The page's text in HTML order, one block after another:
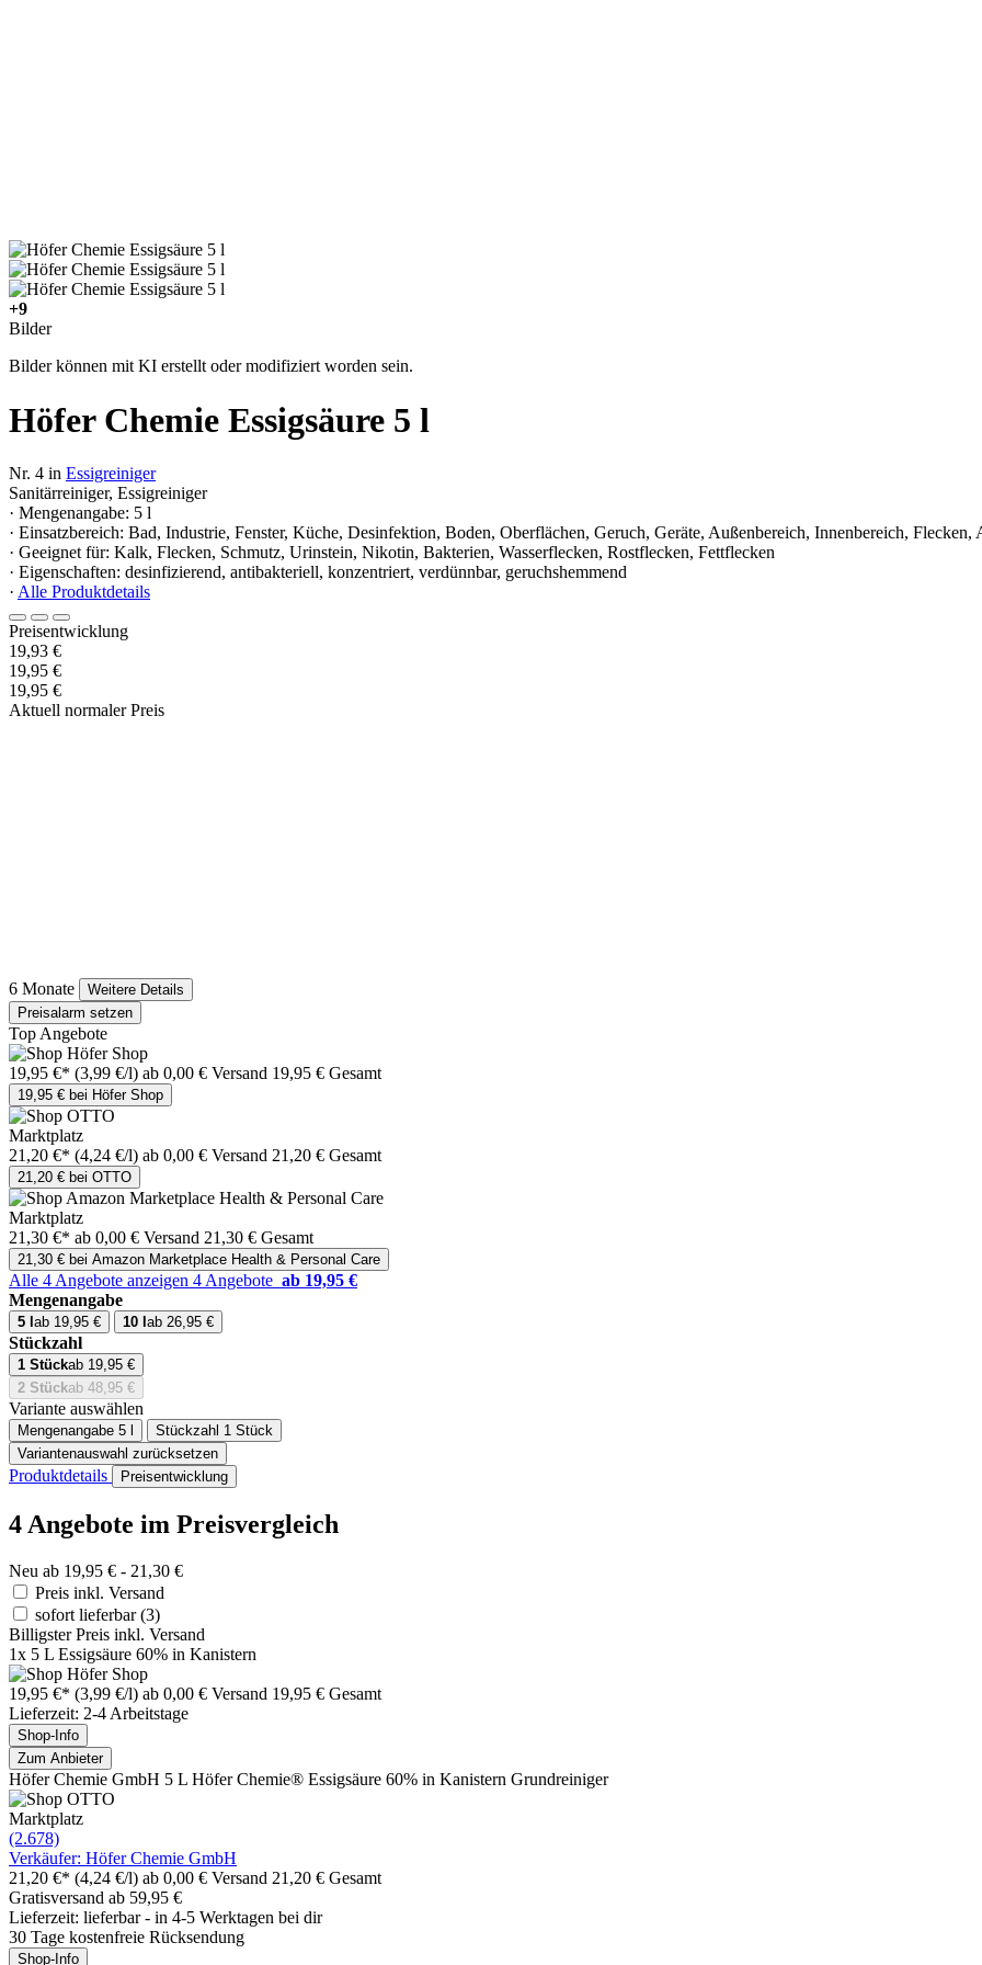
+9
Bilder
Bilder können mit KI erstellt oder modifiziert worden sein.
Höfer Chemie Essigsäure 5 l
Nr. 4 in Essigreiniger
Sanitärreiniger, Essigreiniger
· Mengenangabe: 5 l
· Einsatzbereich: Bad, Industrie, Fenster, Küche, Desinfektion, Boden, Oberflächen, Geruch, Geräte, Außenbereich, Innenbereich, Flecken,
· Geeignet für: Kalk, Flecken, Schmutz, Urinstein, Nikotin, Bakterien, Wasserflecken, Rostflecken, Fettflecken
· Eigenschaften: desinfizierend, antibakteriell, konzentriert, verdünnbar, geruchshemmend
· Alle Produktdetails
Preisentwicklung
19,93 €
19,95 €
19,95 €
Aktuell normaler Preis
6 Monate
Weitere Details
Preisalarm setzen
Top Angebote
19,95 €* (3,99 €/l) ab 0,00 € Versand 19,95 € Gesamt
19,95 € bei Höfer Shop
Marktplatz
21,20 €* (4,24 €/l) ab 0,00 € Versand 21,20 € Gesamt
21,20 € bei OTTO
Marktplatz
21,30 €* ab 0,00 € Versand 21,30 € Gesamt
21,30 € bei Amazon Marketplace Health & Personal Care
Alle 4 Angebote anzeigen 4 Angebote ab 19,95 €
Mengenangabe
5 l ab 19,95 € 10 l ab 26,95 €
Stückzahl
1 Stückab 19,95 €
2 Stückab 48,95 €
Variante auswählen
Mengenangabe 5 l Stückzahl 1 Stück
Variantenauswahl zurücksetzen
Produktdetails Preisentwicklung
4 Angebote im Preisvergleich
Neu ab 19,95 € - 21,30 €
Preis inkl. Versand
sofort lieferbar(3)
Billigster Preis inkl. Versand
1x 5 L Essigsäure 60% in Kanistern
19,95 €* (3,99 €/l) ab 0,00 € Versand 19,95 € Gesamt
Lieferzeit: 2-4 Arbeitstage
Shop-Info
Zum Anbieter
Höfer Chemie GmbH 5 L Höfer Chemie® Essigsäure 60% in Kanistern Grundreiniger
Marktplatz
(2.678)
Verkäufer: Höfer Chemie GmbH
21,20 €* (4,24 €/l) ab 0,00 € Versand 21,20 € Gesamt
Gratisversand ab 59,95 €
Lieferzeit: lieferbar - in 4-5 Werktagen bei dir
30 Tage kostenfreie Rücksendung
Shop-Info